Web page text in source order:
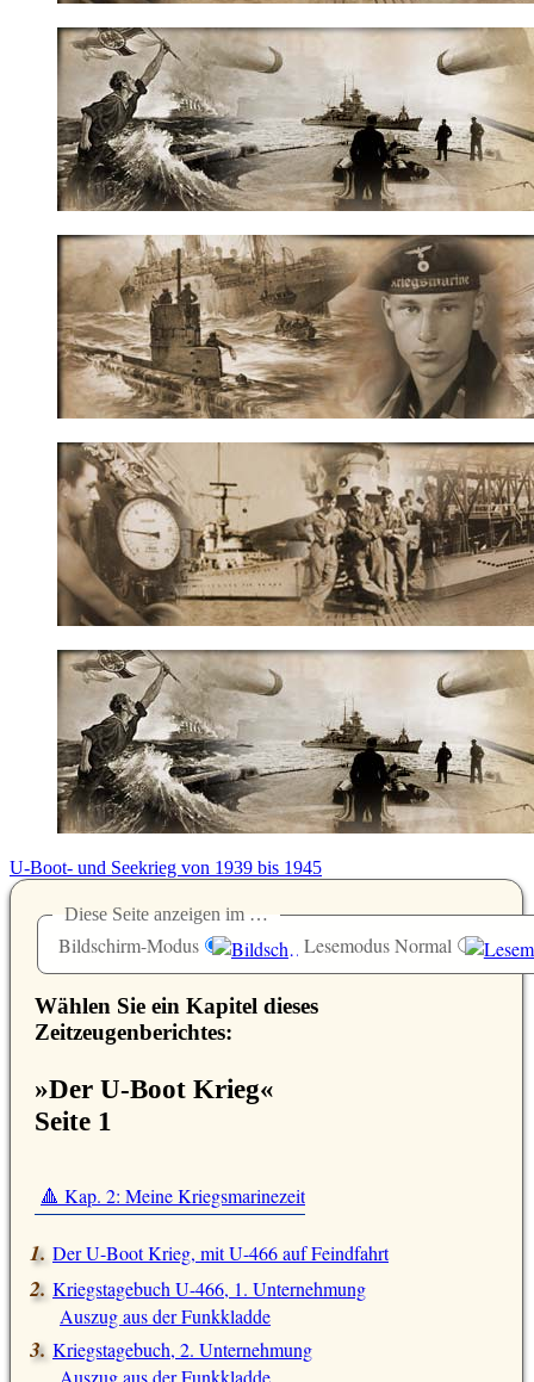
U-Boot- und Seekrieg von 1939 bis 1945
Diese Seite anzeigen im …
Bildschirm-Modus Lesemodus Normal
Wählen Sie ein Kapitel dieses
Zeitzeugenberichtes:
»Der U-Boot Krieg«
Seite 1
🔺 Kap. 2: Meine Kriegsmarinezeit
Der U-Boot Krieg, mit U-466 auf Feindfahrt
Kriegstagebuch U-466, 1. Unternehmung
Auszug aus der Funkkladde
Kriegstagebuch, 2. Unternehmung
Auszug aus der Funkkladde